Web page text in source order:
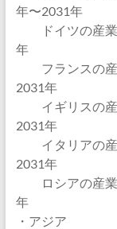
年〜2031年
ドイツの産業
年
フランスの産
2031年
イギリスの産
2031年
イタリアの産
2031年
ロシアの産業
年
・アジア